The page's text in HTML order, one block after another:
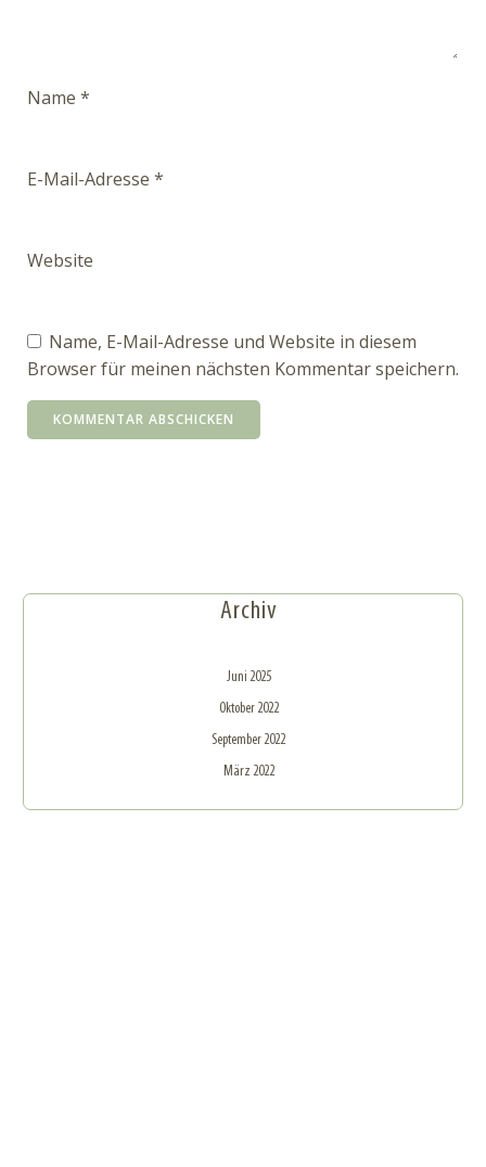
Name *
E-Mail-Adresse *
Website
Name, E-Mail-Adresse und Website in diesem
Browser für meinen nächsten Kommentar speichern.
Archiv
Juni 2025
Oktober 2022
September 2022
März 2022